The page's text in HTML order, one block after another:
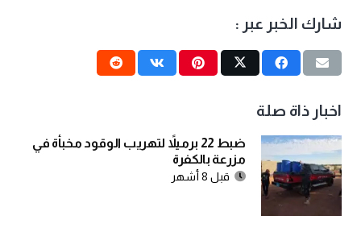
شارك الخبر عبر :
اخبار ذاة صلة
ضبط 22 برميلاً لتهريب الوقود مخبأة في
مزرعة بالكفرة
قبل 8 أشهر